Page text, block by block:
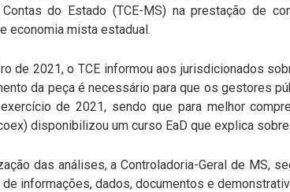
do Estado (TCE-MS) na prestação de
economia mista estadual.
de 2021, o TCE informou aos jurisdicionados
da peça é necessário para que os gestores
de 2021, sendo que para melhor
disponibilizou um curso EaD que explica
das análises, a Controladoria-Geral de MS,
informações, dados, documentos e